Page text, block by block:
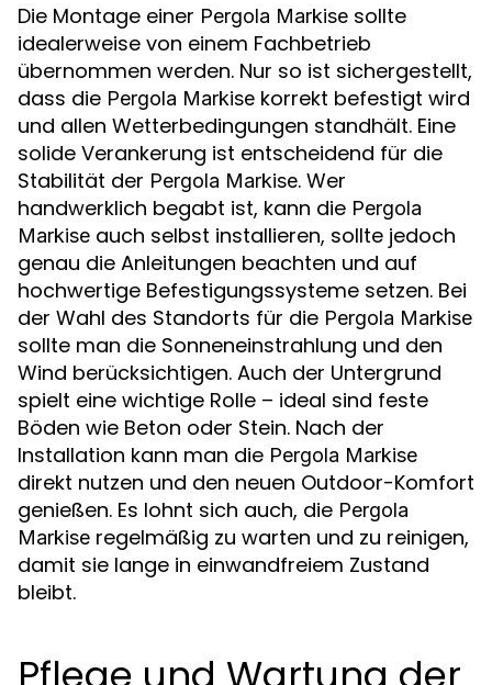
Die Montage einer Pergola Markise sollte
idealerweise von einem Fachbetrieb
übernommen werden. Nur so ist sichergestellt,
dass die Pergola Markise korrekt befestigt wird
und allen Wetterbedingungen standhält. Eine
solide Verankerung ist entscheidend für die
Stabilität der Pergola Markise. Wer
handwerklich begabt ist, kann die Pergola
Markise auch selbst installieren, sollte jedoch
genau die Anleitungen beachten und auf
hochwertige Befestigungssysteme setzen. Bei
der Wahl des Standorts für die Pergola Markise
sollte man die Sonneneinstrahlung und den
Wind berücksichtigen. Auch der Untergrund
spielt eine wichtige Rolle – ideal sind feste
Böden wie Beton oder Stein. Nach der
Installation kann man die Pergola Markise
direkt nutzen und den neuen Outdoor-Komfort
genießen. Es lohnt sich auch, die Pergola
Markise regelmäßig zu warten und zu reinigen,
damit sie lange in einwandfreiem Zustand
bleibt.